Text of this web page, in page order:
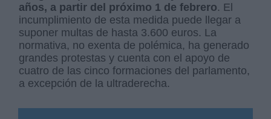
años, a partir del próximo 1 de febrero. El
incumplimiento de esta medida puede llegar a
suponer multas de hasta 3.600 euros. La
normativa, no exenta de polémica, ha generado
grandes protestas y cuenta con el apoyo de
cuatro de las cinco formaciones del parlamento,
a excepción de la ultraderecha.